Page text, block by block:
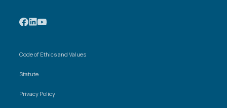
Code of Ethics and Values
Statute
Privacy Policy